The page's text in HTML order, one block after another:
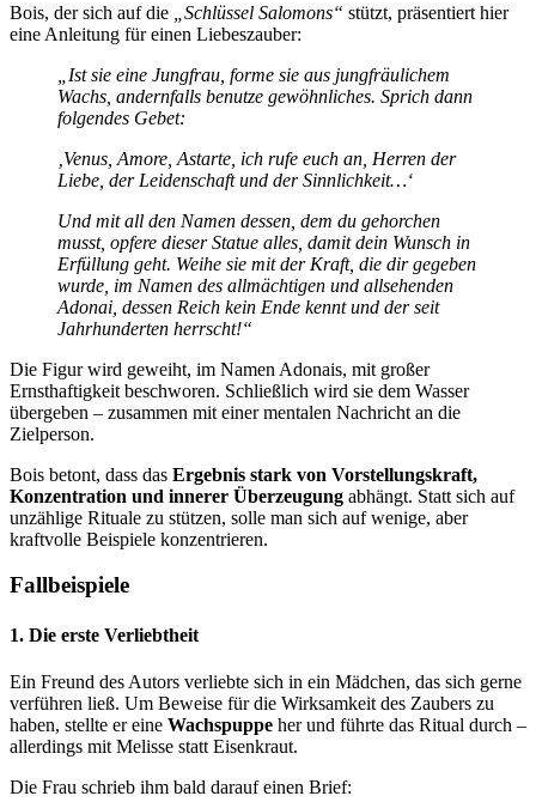
Bois, der sich auf die „Schlüssel Salomons“ stützt, präsentiert hier
eine Anleitung für einen Liebeszauber:
„Ist sie eine Jungfrau, forme sie aus jungfräulichem
Wachs, andernfalls benutze gewöhnliches. Sprich dann
folgendes Gebet:
‚Venus, Amore, Astarte, ich rufe euch an, Herren der
Liebe, der Leidenschaft und der Sinnlichkeit…‘
Und mit all den Namen dessen, dem du gehorchen
musst, opfere dieser Statue alles, damit dein Wunsch in
Erfüllung geht. Weihe sie mit der Kraft, die dir gegeben
wurde, im Namen des allmächtigen und allsehenden
Adonai, dessen Reich kein Ende kennt und der seit
Jahrhunderten herrscht!“
Die Figur wird geweiht, im Namen Adonais, mit großer
Ernsthaftigkeit beschworen. Schließlich wird sie dem Wasser
übergeben – zusammen mit einer mentalen Nachricht an die
Zielperson.
Bois betont, dass das Ergebnis stark von Vorstellungskraft,
Konzentration und innerer Überzeugung abhängt. Statt sich auf
unzählige Rituale zu stützen, solle man sich auf wenige, aber
kraftvolle Beispiele konzentrieren.
Fallbeispiele
1. Die erste Verliebtheit
Ein Freund des Autors verliebte sich in ein Mädchen, das sich gerne
verführen ließ. Um Beweise für die Wirksamkeit des Zaubers zu
haben, stellte er eine Wachspuppe her und führte das Ritual durch –
allerdings mit Melisse statt Eisenkraut.
Die Frau schrieb ihm bald darauf einen Brief: